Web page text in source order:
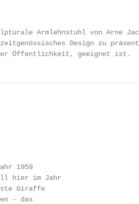
Armlehnstuhl von Arne
Design zu
Öffentlichkeit, geeignet ist.
1959
hier im Jahr
Giraffe
- das